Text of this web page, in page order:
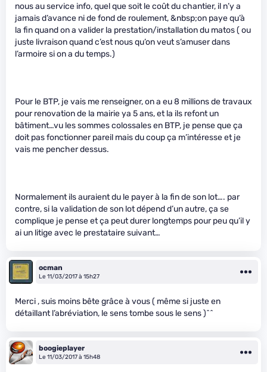
nous au service info, quel que soit le coût du chantier, il n’y a
jamais d’avance ni de fond de roulement, &nbsp;on paye qu’à
la fin quand on a valider la prestation/installation du matos ( ou
juste livraison quand c’est nous qu’on veut s’amuser dans
l’armoire si on a du temps.)
Pour le BTP, je vais me renseigner, on a eu 8 millions de travaux
pour renovation de la mairie ya 5 ans, et la ils refont un
bâtiment…vu les sommes colossales en BTP, je pense que ça
doit pas fonctionner pareil mais du coup ça m’intéresse et je
vais me pencher dessus.
Normalement ils auraient du le payer à la fin de son lot…. par
contre, si la validation de son lot dépend d’un autre, ça se
complique je pense et ça peut durer longtemps pour peu qu’il y
ai un litige avec le prestataire suivant…
ocman
Le 11/03/2017 à 15h27
Merci , suis moins bête grâce à vous ( même si juste en
détaillant l’abréviation, le sens tombe sous le sens )^^
boogieplayer
Le 11/03/2017 à 15h48